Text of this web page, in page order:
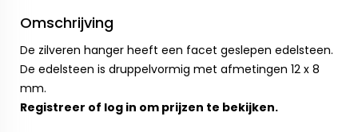
Omschrijving
De zilveren hanger heeft een facet geslepen edelsteen.
De edelsteen is druppelvormig met afmetingen 12 x 8
mm.
Registreer of log in om prijzen te bekijken.